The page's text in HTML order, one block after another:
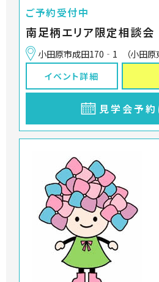
ご予約受付中
南足柄エリア限定相談会
小田原市成田170‐1 （小田原東
イベント詳細
見学会予約